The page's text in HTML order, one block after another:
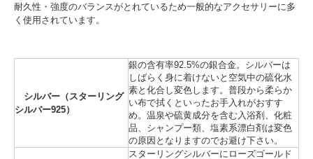
耐久性・強度のバランスがとれているため一般的なアクセサリーに多
く使用されています。
シルバー（スターリング
シルバー925）
銀の含有率92.5%の銀合金。シルバーは
しばらく身に着けないと空気中の硫化水
素と化合し変色します。普段から柔らか
い布で拭くといったお手入れがおすす
め。温泉や硫黄成分を含む入浴剤、化粧
品、シャンプー類、塩素系漂白剤は変色
の原因となりますのでお避け下さい。
スターリングシルバーにローズゴールド